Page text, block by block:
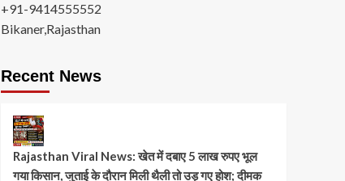
+91-9414555552
Bikaner,Rajasthan
Recent News
Rajasthan Viral News: खेत में दबाए 5 लाख रुपए भूल
गया किसान, जुताई के दौरान मिली थैली तो उड़ गए होश; दीमक